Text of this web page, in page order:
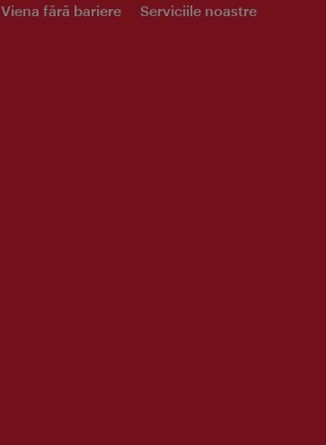
Viena fără bariere Serviciile noastre